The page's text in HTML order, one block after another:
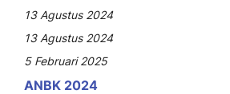
13 Agustus 2024
13 Agustus 2024
5 Februari 2025
ANBK 2024